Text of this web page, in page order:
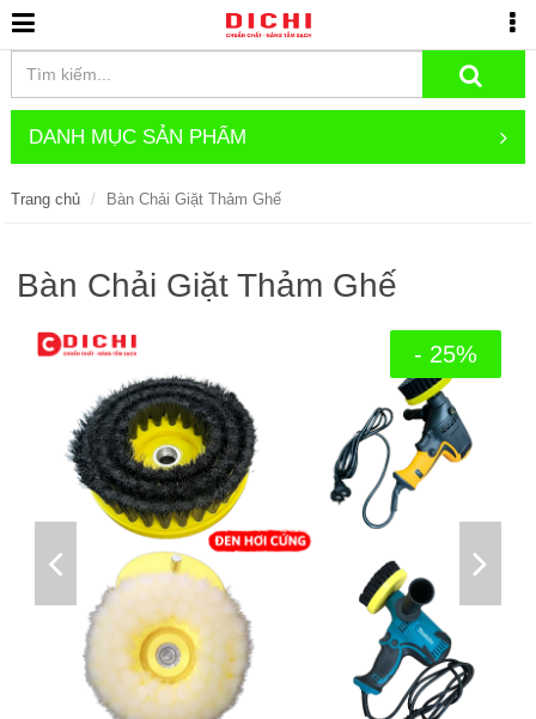
DANH MỤC SẢN PHẨM
Trang chủ Bàn Chải Giặt Thảm Ghế
Bàn Chải Giặt Thảm Ghế
- 25%